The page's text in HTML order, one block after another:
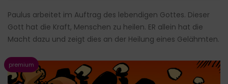
Paulus arbeitet im Auftrag des lebendigen Gottes. Dieser
Gott hat die Kraft, Menschen zu heilen. ER allein hat die
Macht dazu und zeigt dies an der Heilung eines Gelähmten.